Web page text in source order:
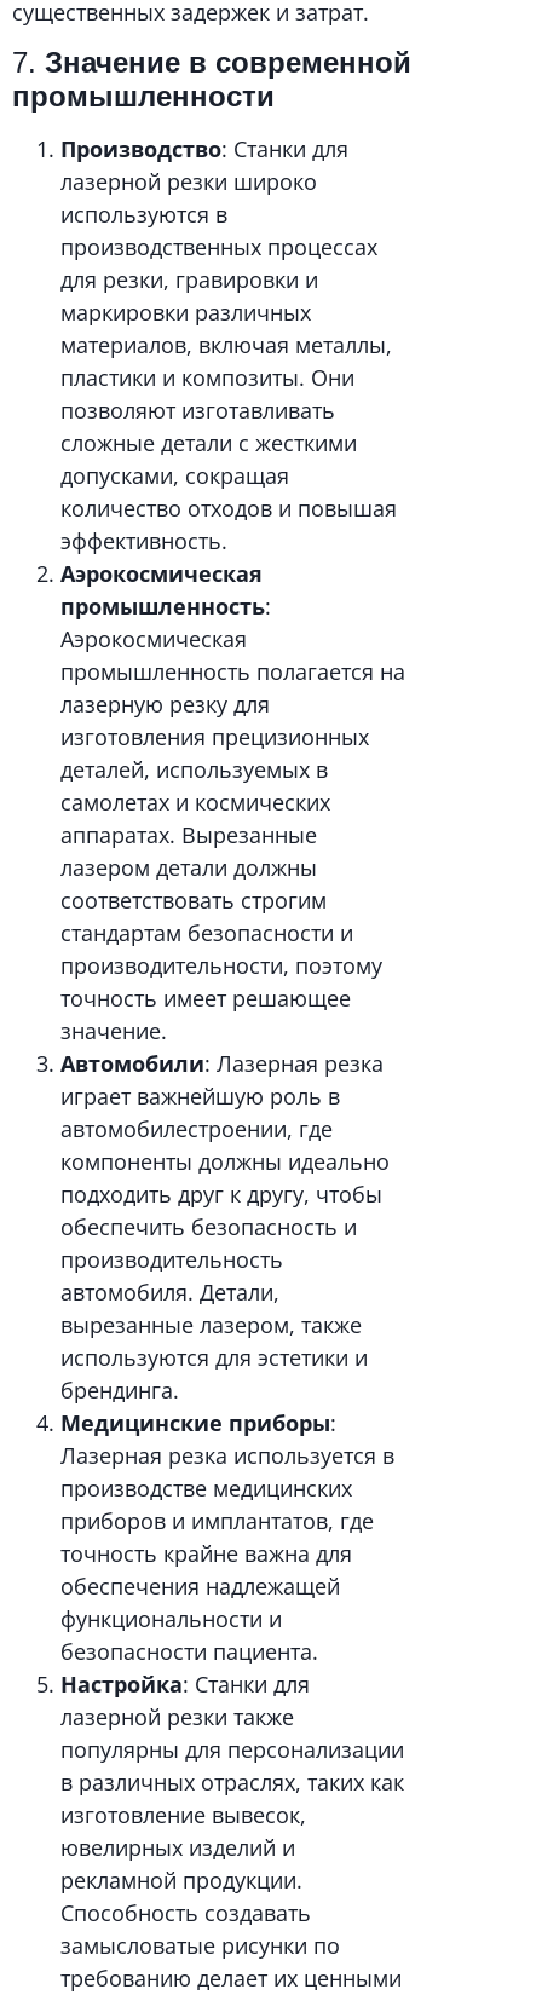
существенных задержек и затрат.
7. Значение в современной
промышленности
Производство: Станки для
лазерной резки широко
используются в
производственных процессах
для резки, гравировки и
маркировки различных
материалов, включая металлы,
пластики и композиты. Они
позволяют изготавливать
сложные детали с жесткими
допусками, сокращая
количество отходов и повышая
эффективность.
Аэрокосмическая
промышленность:
Аэрокосмическая
промышленность полагается на
лазерную резку для
изготовления прецизионных
деталей, используемых в
самолетах и космических
аппаратах. Вырезанные
лазером детали должны
соответствовать строгим
стандартам безопасности и
производительности, поэтому
точность имеет решающее
значение.
Автомобили: Лазерная резка
играет важнейшую роль в
автомобилестроении, где
компоненты должны идеально
подходить друг к другу, чтобы
обеспечить безопасность и
производительность
автомобиля. Детали,
вырезанные лазером, также
используются для эстетики и
брендинга.
Медицинские приборы:
Лазерная резка используется в
производстве медицинских
приборов и имплантатов, где
точность крайне важна для
обеспечения надлежащей
функциональности и
безопасности пациента.
Настройка: Станки для
лазерной резки также
популярны для персонализации
в различных отраслях, таких как
изготовление вывесок,
ювелирных изделий и
рекламной продукции.
Способность создавать
замысловатые рисунки по
требованию делает их ценными